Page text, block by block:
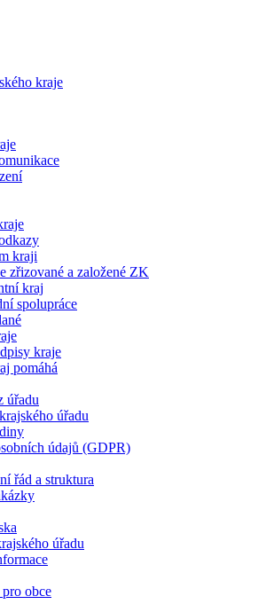
kraji
zřizované a založené ZK
kraj
spolupráce
kraje
pomáhá
úřadu
úřadu
údajů (GDPR)
řád a struktura
úřadu
obce